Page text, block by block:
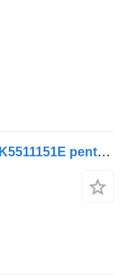
Arc lamelar Volkswagen 95145000, 2K5511151E pentru vehicul comercial